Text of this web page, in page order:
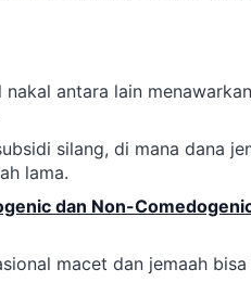
antara lain
silang, di mana dana
lama.
dan Non-
macet dan jemaah